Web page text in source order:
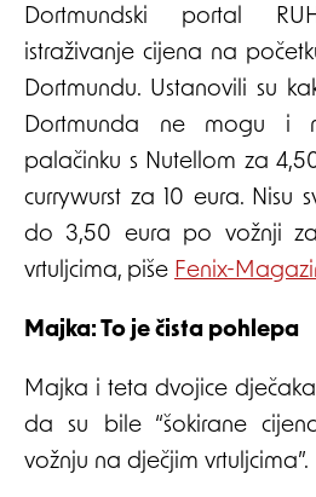
Dortmundski portal
istraživanje cijena na
Dortmundu. Ustanovili su
Dortmunda ne mogu i
palačinku s Nutellom za
currywurst za 10 eura. Nisu
do 3,50 eura po vožnji
vrtuljcima, piše Fenix-
Majka: To je čista pohlepa
Majka i teta dvojice dječaka
da su bile “šokirane
vožnju na dječjim vrtuljcima”.